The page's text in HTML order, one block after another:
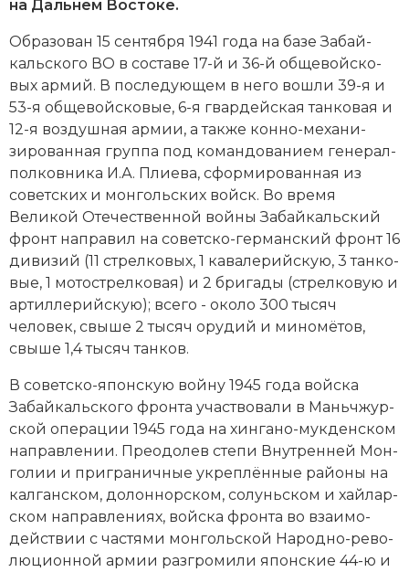
Генеалогия, геральдика
Государство и право
Европа
Империи
Историческая география и топонимика
История материальной и духовной культуры
История международных отношений
История, философия, теория и методология
исторического знания
Итория международных отношений
Латинская Америка
Новая история
Новейшая история
Образование
на Дальнем Востоке.
Об­ра­зо­ван 15 сентября 1941 года на ба­зе За­бай­
каль­ско­го ВО в со­ста­ве 17-й и 36-й об­ще­вой­ско­
вых ар­мий. В по­сле­дую­щем в не­го во­шли 39-я и
53-я об­ще­вой­ско­вые, 6-я гвардейская тан­ко­вая и
12-я воздушная ар­мии, а так­же кон­но-ме­ха­ни­
зированная груп­па под ко­мандованием генерал-
полковника И.А. Плие­ва, сфор­ми­ро­ван­ная из
советских и монгольских войск. Во вре­мя
Великой Отечественной вой­ны Забайкальский
фронт на­пра­вил на советско-германский фронт 16
ди­ви­зий (11 стрелковых, 1 кавалерийскую, 3 тан­ко­
вые, 1 мо­то­стрел­ко­вая) и 2 бри­га­ды (стрелковую и
артиллерийскую); все­го - около 300 тысяч
человек, свыше 2 тысяч ору­дий и ми­но­мё­тов,
свыше 1,4 тысяч тан­ков.
В советско-японскую вой­ну 1945 года вой­ска
Забайкальского фронта уча­ст­во­ва­ли в Мань­чжур­
ской опе­ра­ции 1945 года на хин­га­но-мук­ден­ском
на­прав­ле­нии. Пре­одо­лев сте­пи Внутренней Мон­
го­лии и при­гра­нич­ные ук­ре­п­лён­ные рай­оны на
кал­ган­ском, до­лон­нор­ском, со­лунь­ском и хай­лар­
ском на­прав­ле­ни­ях, вой­ска фрон­та во взаи­мо­
дей­ст­вии с час­тя­ми монгольской Народно-ре­во­
люционной ар­мии раз­гро­ми­ли япон­ские 44-ю и